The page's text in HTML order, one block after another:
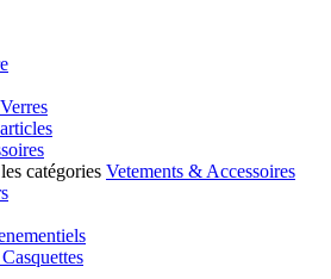
catégories Vetements & Accessoires